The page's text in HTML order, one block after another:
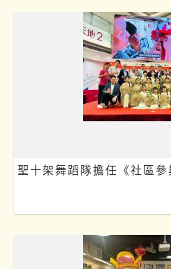
聖十架舞蹈隊擔任《社區